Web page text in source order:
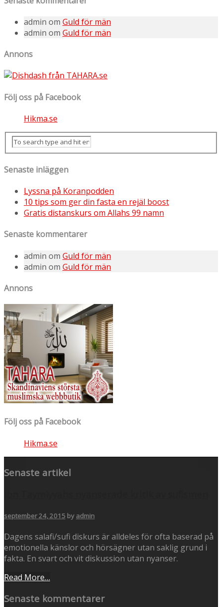
admin om Guld för män
admin om Guld för män
Annons
Följ oss på Facebook
Hikma.se
Senaste inläggen
Lyssna på Koranpodden
10 tips som ger din fasta en rejäl boost
Gratis distanskurs om Allahs 99 namn
Senaste kommentarer
admin om Guld för män
admin om Guld för män
Annons
Följ oss på Facebook
Hikma.se
Senaste artikel
september 24, 2015 by admin
Dagens salafi/sufi diskurs är alldeles för ofta baserad på
emotionella känslor och hörsägner utan saklig grund i
fakta. En svart och vit diskussion utan nyanser.
Read More…
Senaste kommentarer